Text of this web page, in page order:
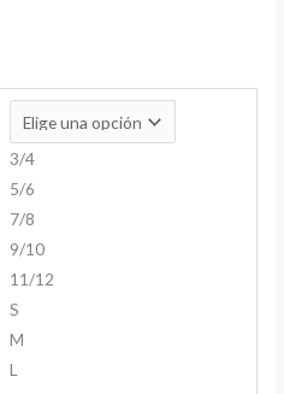
3/4
5/6
7/8
9/10
11/12
S
M
L